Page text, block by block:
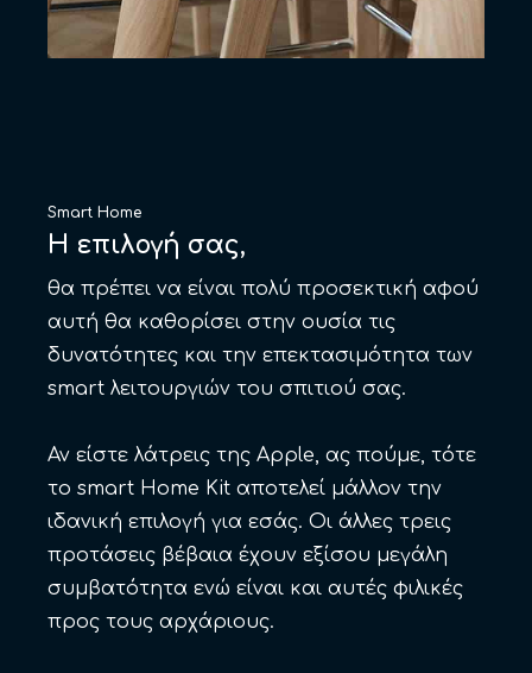
Smart Home
Η επιλογή σας,
θα πρέπει να είναι πολύ προσεκτική αφού
αυτή θα καθορίσει στην ουσία τις
δυνατότητες και την επεκτασιμότητα των
smart λειτουργιών του σπιτιού σας.
Αν είστε λάτρεις της Apple, ας πούμε, τότε
το smart Home Kit αποτελεί μάλλον την
ιδανική επιλογή για εσάς. Οι άλλες τρεις
προτάσεις βέβαια έχουν εξίσου μεγάλη
συμβατότητα ενώ είναι και αυτές φιλικές
προς τους αρχάριους.